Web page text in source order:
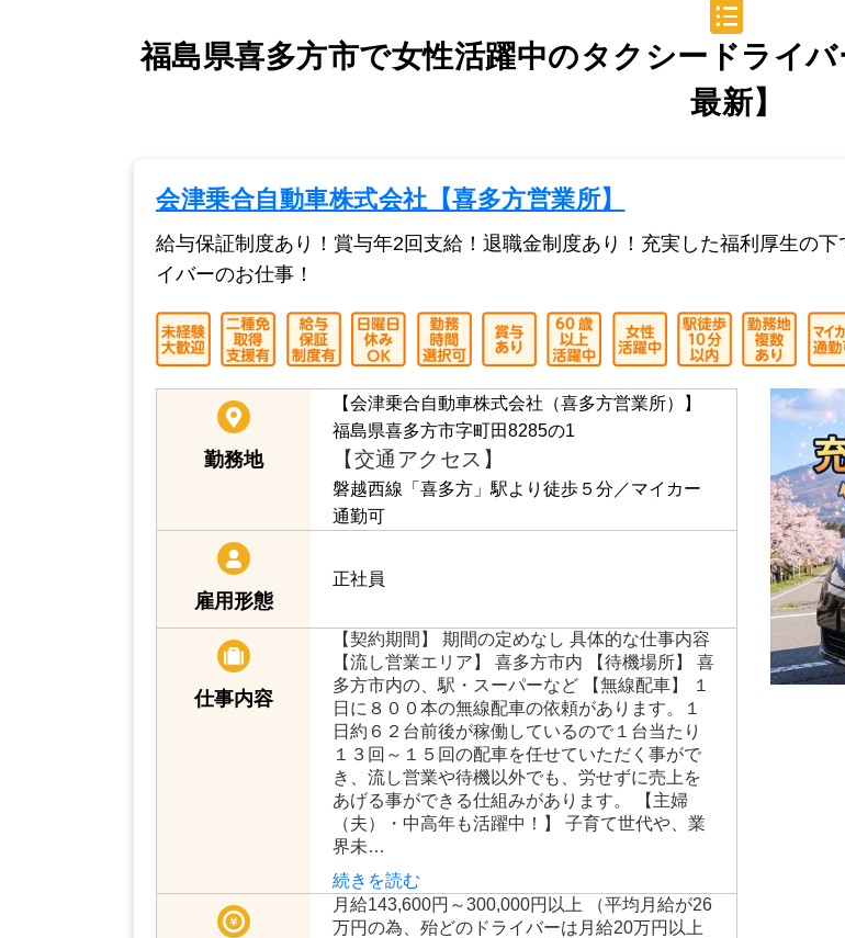
福島県喜多方市で女性活躍中のタクシードライ
最新】
会津乗合自動車株式会社【喜多方営業所】
給与保証制度あり！賞与年2回支給！退職金制度あり！充実した福利厚生の
イバーのお仕事！
勤務地
【会津乗合自動車株式会社（喜多方営業所）】
福島県喜多方市字町田8285の1
【交通アクセス】
磐越西線「喜多方」駅より徒歩５分／マイカー
通勤可
雇用形態
正社員
仕事内容
【契約期間】 期間の定めなし 具体的な仕事内容
【流し営業エリア】 喜多方市内 【待機場所】 喜
多方市内の、駅・スーパーなど 【無線配車】 １
日に８００本の無線配車の依頼があります。１
日約６２台前後が稼働しているので１台当たり
１３回～１５回の配車を任せていただく事がで
き、流し営業や待機以外でも、労せずに売上を
あげる事ができる仕組みがあります。 【主婦
（夫）・中高年も活躍中！】 子育て世代や、業
界未…
続きを読む
月給143,600円～300,000円以上 （平均月給が26
万円の為、殆どのドライバーは月給20万円以上